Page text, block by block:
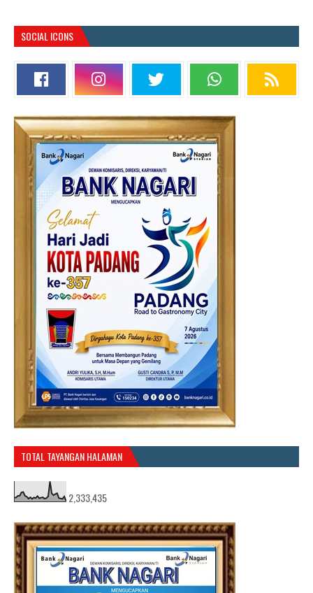
SOCIAL ICONS
TOTAL TAYANGAN HALAMAN
2,333,435